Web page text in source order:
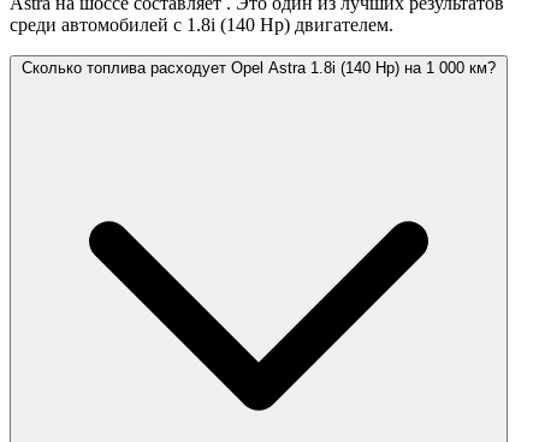
среди автомобилей с 1.8i (140 Hp) двигателем.
Сколько топлива расходует Opel Astra 1.8i (140 Hp) на 1 000 км?